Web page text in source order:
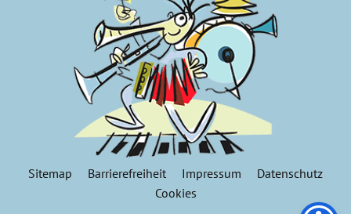
Sitemap Barrierefreiheit Impressum
Datenschutz
Cookies